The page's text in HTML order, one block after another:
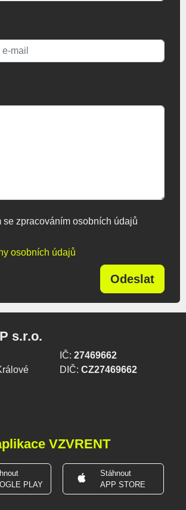
se zpracováním osobních údajů
osobních údajů
Odeslat
s.r.o.
IČ: 27469662
DIČ: CZ27469662
VZVRENT
PLAY
Stáhnout
APP STORE